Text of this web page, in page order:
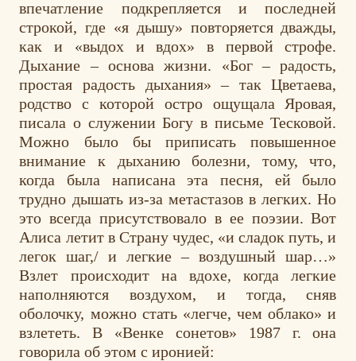
впечатление подкрепляется и последней
строкой, где «я дышу» повторяется дважды,
как и «выдох и вдох» в первой строфе.
Дыхание – основа жизни. «Бог – радость,
простая радость дыхания» – так Цветаева,
родство с которой остро ощущала Яровая,
писала о служении Богу в письме Тесковой.
Можно было бы приписать повышенное
внимание к дыханию болезни, тому, что,
когда была написана эта песня, ей было
трудно дышать из-за метастазов в легких. Но
это всегда присутствовало в ее поэзии. Вот
Алиса летит в Страну чудес, «и сладок путь, и
легок шаг,/ и легкие – воздушный шар…»
Взлет происходит на вдохе, когда легкие
наполняются воздухом, и тогда, сняв
оболочку, можно стать «легче, чем облако» и
взлететь. В «Венке сонетов» 1987 г. она
говорила об этом с иронией: